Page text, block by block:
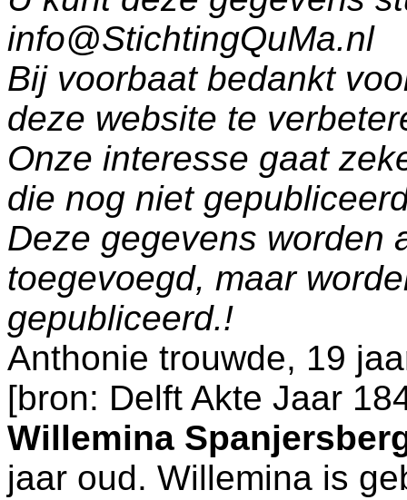
info@StichtingQuMa.nl
Bij voorbaat bedankt
deze website te
Onze interesse gaat
die nog niet
Deze gegevens worden
toegevoegd, maar
gepubliceerd.!
Anthonie trouwde, 19
[bron: Delft Akte Jaar
Willemina
jaar oud. Willemina is